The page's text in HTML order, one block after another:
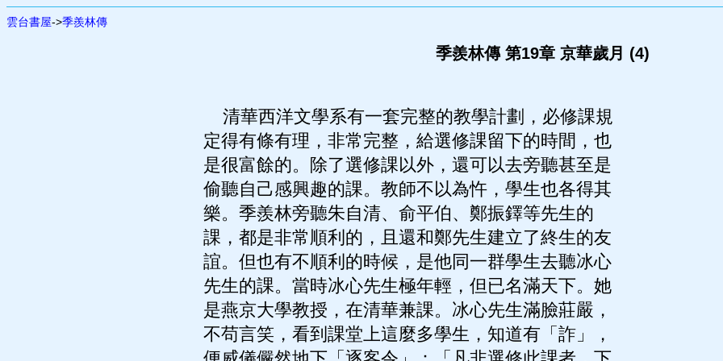
雲台書屋->季羨林傳
季羨林傳 第19章 京華歲月 (4)
清華西洋文學系有一套完整的教學計劃，必修課規
定得有條有理，非常完整，給選修課留下的時間，也
是很富餘的。除了選修課以外，還可以去旁聽甚至是
偷聽自己感興趣的課。教師不以為忤，學生也各得其
樂。季羨林旁聽朱自清、俞平伯、鄭振鐸等先生的
課，都是非常順利的，且還和鄭先生建立了終生的友
誼。但也有不順利的時候，是他同一群學生去聽冰心
先生的課。當時冰心先生極年輕，但已名滿天下。她
是燕京大學教授，在清華兼課。冰心先生滿臉莊嚴，
不苟言笑，看到課堂上這麼多學生，知道有「詐」，